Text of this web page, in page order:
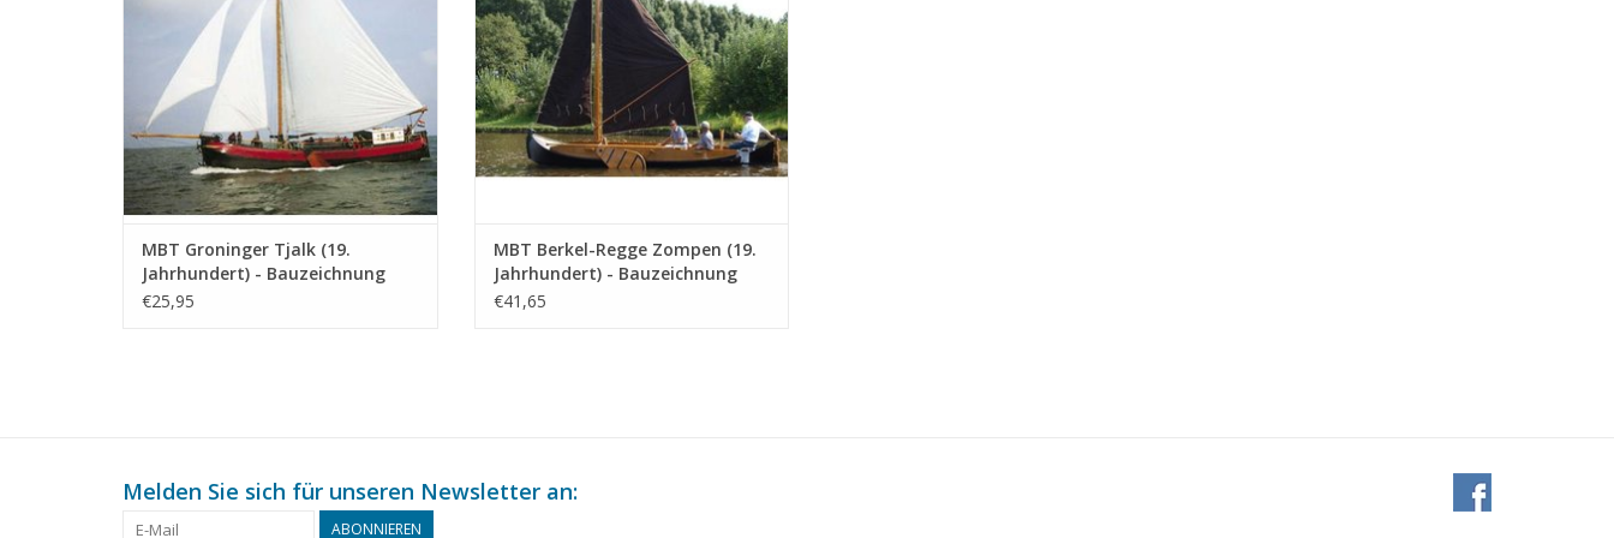
MBT Groninger Tjalk (19.
Jahrhundert) - Bauzeichnung
Maßstab 1 : 75 (10.05.011)
€25,95
MBT Berkel-Regge Zompen (19.
Jahrhundert) - Bauzeichnung
Maßstab 1 : 50 (10.05.012)
€41,65
Melden Sie sich für unseren Newsletter an:
ABONNIEREN